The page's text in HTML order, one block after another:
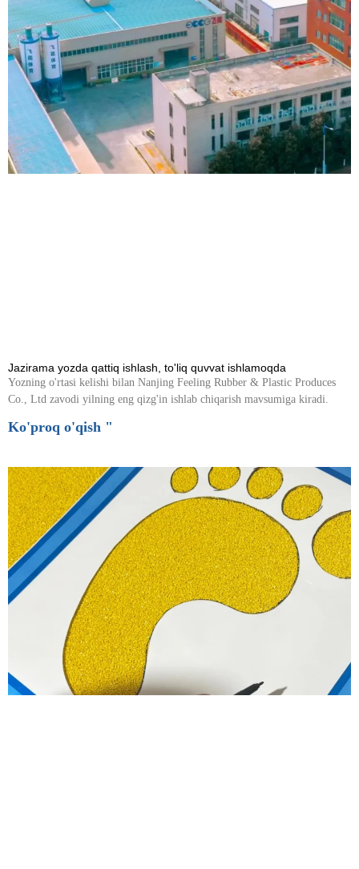
Jazirama yozda qattiq ishlash, to'liq quvvat ishlamoqda
Yozning o'rtasi kelishi bilan Nanjing Feeling Rubber & Plastic Produces
Co., Ltd zavodi yilning eng qizg'in ishlab chiqarish mavsumiga kiradi.
Ko'proq o'qish "